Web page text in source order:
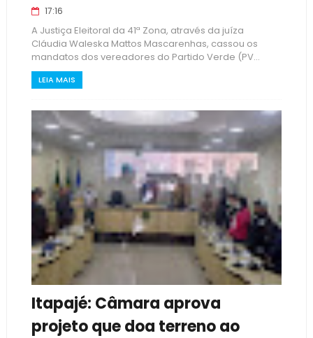
17:16
A Justiça Eleitoral da 41ª Zona, através da juíza
Cláudia Waleska Mattos Mascarenhas, cassou os
mandatos dos vereadores do Partido Verde (PV...
LEIA MAIS
Itapajé: Câmara aprova
projeto que doa terreno ao